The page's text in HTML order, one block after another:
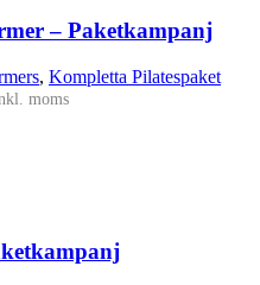
– Paketkampanj
, Kompletta Pilatespaket
var: 49.215 SEK kr..
nuvarande priset är: 44.995
moms